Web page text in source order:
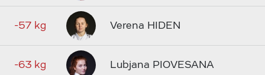
-57 kg Verena HIDEN
-63 kg Lubjana PIOVESANA